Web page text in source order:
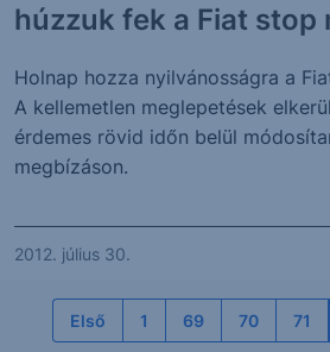
húzzuk fek a Fiat stop
Holnap hozza nyilvánosságra a
A kellemetlen meglepetések
érdemes rövid időn belül
megbízáson.
2012. július 30.
Első 1 69 70 71